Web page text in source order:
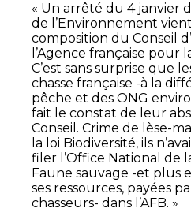
« Un arrêté du 4 janvier
de l’Environnement
composition du Conseil
l’Agence française pour
C’est sans surprise que
chasse française -à la
pêche et des ONG
fait le constat de leur
Conseil. Crime de lèse-
la loi Biodiversité, ils
filer l’Office National de
Faune sauvage -et plus
ses ressources, payées
chasseurs- dans l’AFB. »